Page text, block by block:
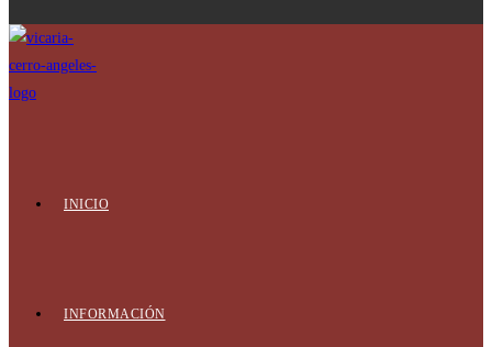
INICIO
INFORMACIÓN